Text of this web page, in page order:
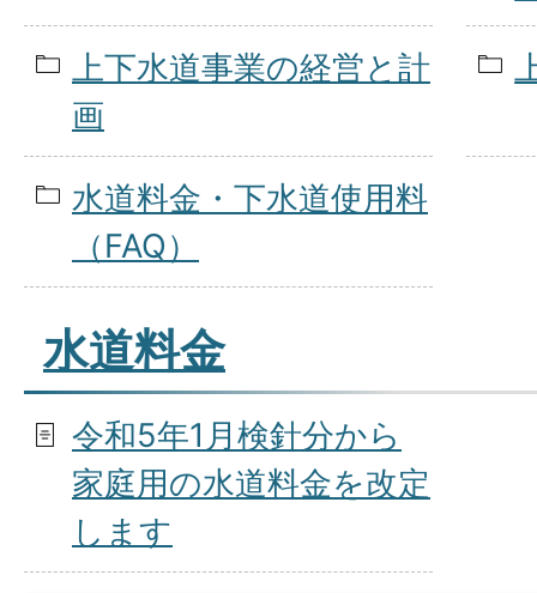
上下水道事業の経営と計
画
水道料金・下水道使用料
（FAQ）
水道料金
令和5年1月検針分から
家庭用の水道料金を改定
します